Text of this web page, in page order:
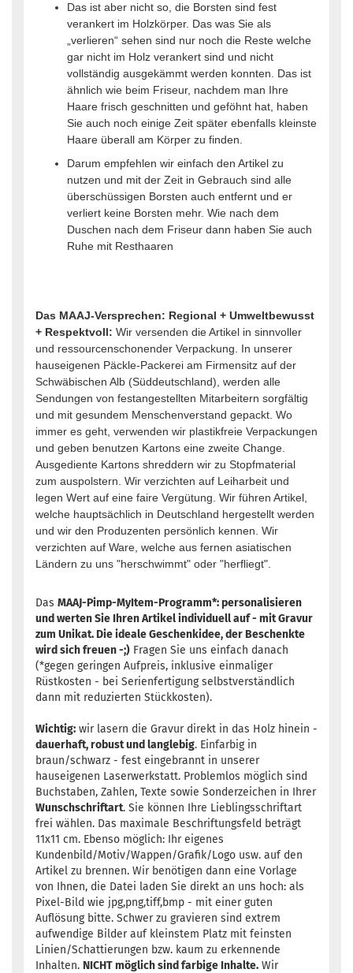
Das ist aber nicht so, die Borsten sind fest
verankert im Holzkörper. Das was Sie als
„verlieren“ sehen sind nur noch die Reste welche
gar nicht im Holz verankert sind und nicht
vollständig ausgekämmt werden konnten. Das ist
ähnlich wie beim Friseur, nachdem man Ihre
Haare frisch geschnitten und geföhnt hat, haben
Sie auch noch einige Zeit später ebenfalls kleinste
Haare überall am Körper zu finden.
Darum empfehlen wir einfach den Artikel zu
nutzen und mit der Zeit in Gebrauch sind alle
überschüssigen Borsten auch entfernt und er
verliert keine Borsten mehr. Wie nach dem
Duschen nach dem Friseur dann haben Sie auch
Ruhe mit Resthaaren
Das MAAJ-Versprechen: Regional + Umweltbewusst
+ Respektvoll: Wir versenden die Artikel in sinnvoller
und ressourcenschonender Verpackung. In unserer
hauseigenen Päckle-Packerei am Firmensitz auf der
Schwäbischen Alb (Süddeutschland), werden alle
Sendungen von festangestellten Mitarbeitern sorgfältig
und mit gesundem Menschenverstand gepackt. Wo
immer es geht, verwenden wir plastikfreie Verpackungen
und geben benutzen Kartons eine zweite Change.
Ausgediente Kartons shreddern wir zu Stopfmaterial
zum auspolstern. Wir verzichten auf Leiharbeit und
legen Wert auf eine faire Vergütung. Wir führen Artikel,
welche hauptsächlich in Deutschland hergestellt werden
und wir den Produzenten persönlich kennen. Wir
verzichten auf Ware, welche aus fernen asiatischen
Ländern zu uns "herschwimmt" oder "herfliegt".
Das MAAJ-Pimp-MyItem-Programm*: personalisieren
und werten Sie Ihren Artikel individuell auf - mit Gravur
zum Unikat. Die ideale Geschenkidee, der Beschenkte
wird sich freuen -;) Fragen Sie uns einfach danach
(*gegen geringen Aufpreis, inklusive einmaliger
Rüstkosten - bei Serienfertigung selbstverständlich
dann mit reduzierten Stückkosten).
Wichtig: wir lasern die Gravur direkt in das Holz hinein -
dauerhaft, robust und langlebig. Einfarbig in
braun/schwarz - fest eingebrannt in unserer
hauseigenen Laserwerkstatt. Problemlos möglich sind
Buchstaben, Zahlen, Texte sowie Sonderzeichen in Ihrer
Wunschschriftart. Sie können Ihre Lieblingsschriftart
frei wählen. Das maximale Beschriftungsfeld beträgt
11x11 cm. Ebenso möglich: Ihr eigenes
Kundenbild/Motiv/Wappen/Grafik/Logo usw. auf den
Artikel zu brennen. Wir benötigen dann eine Vorlage
von Ihnen, die Datei laden Sie direkt an uns hoch: als
Pixel-Bild wie jpg,png,tiff,bmp - mit einer guten
Auflösung bitte. Schwer zu gravieren sind extrem
aufwendige Bilder auf kleinstem Platz mit feinsten
Linien/Schattierungen bzw. kaum zu erkennende
Inhalten. NICHT möglich sind farbige Inhalte. Wir